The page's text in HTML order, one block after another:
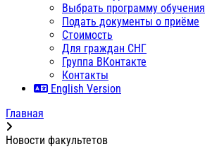
Выбрать программу обучения
Подать документы о приёме
Стоимость
Для граждан СНГ
Группа ВКонтакте
Контакты
English Version
Главная
Новости факультетов